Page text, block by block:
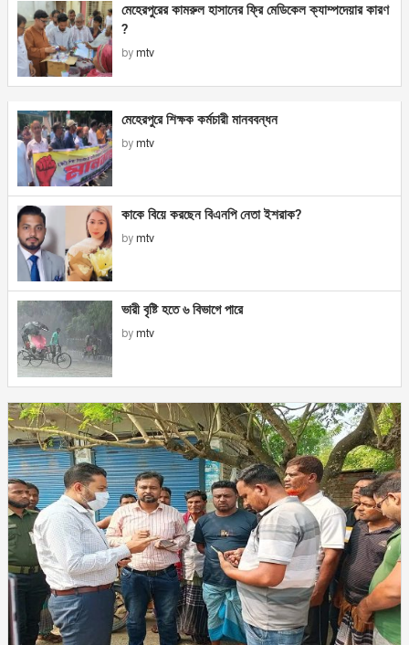
মেহেরপুরের কামরুল হাসানের ফ্রি মেডিকেল ক্যাম্পদেয়ার কারণ
?
by mtv
মেহেরপুরে শিক্ষক কর্মচারী মানববন্ধন
by mtv
কাকে বিয়ে করছেন বিএনপি নেতা ইশরাক?
by mtv
ভারী বৃষ্টি হতে ৬ বিভাগে পারে
by mtv